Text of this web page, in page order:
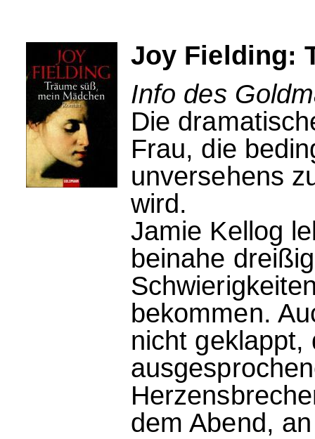
Joy Fielding:
Info des
Die
Frau, die
unversehens
wird.
Jamie Kellog
beinahe
bekommen.
nicht geklappt,
dem Abend,